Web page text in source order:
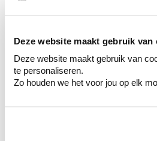
Deze website maakt gebruik van
Deze website maakt gebruik van
te personaliseren.
Zo houden we het voor jou op elk
van je muren.
Bekijk je kleur in